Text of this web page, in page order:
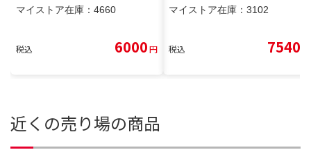
マイストア在庫： 4660
税込 6000円
マイストア在庫： 3102
税込 7540
近くの売り場の商品